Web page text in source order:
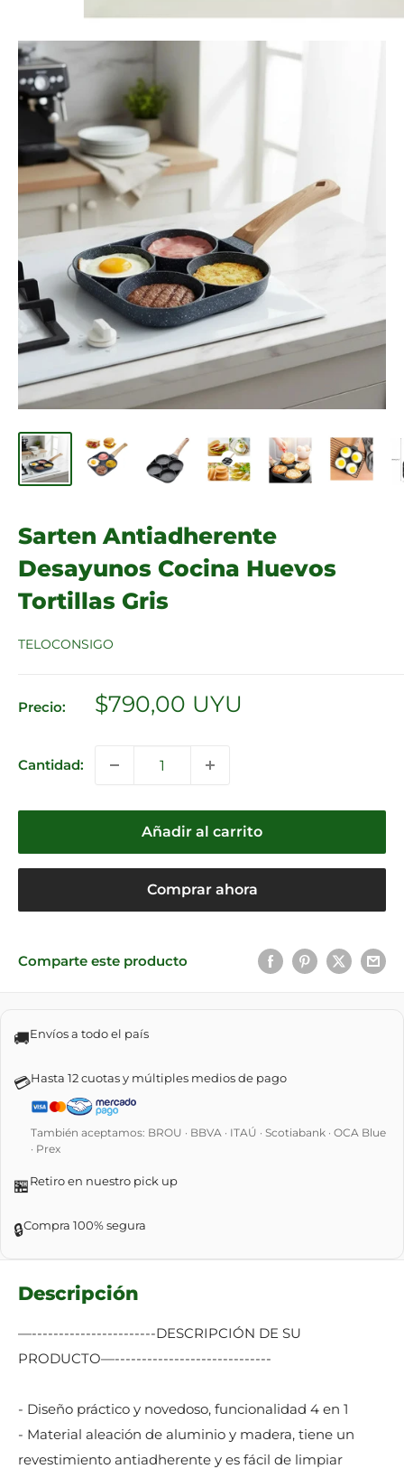
Sarten Antiadherente
Desayunos Cocina Huevos
Tortillas Gris
TELOCONSIGO
Precio:
Precio
$790,00 UYU
Cantidad:
Añadir al carrito
Comprar ahora
Comparte este producto
🚚Envíos a todo el país
💳Hasta 12 cuotas y múltiples medios de pago
También aceptamos: BROU · BBVA · ITAÚ · Scotiabank · OCA Blue
· Prex
🏪Retiro en nuestro pick up
🔒Compra 100% segura
Descripción
—-----------------------DESCRIPCIÓN DE SU
PRODUCTO—-----------------------------
- Diseño práctico y novedoso, funcionalidad 4 en 1
- Material aleación de aluminio y madera, tiene un
revestimiento antiadherente y es fácil de limpiar